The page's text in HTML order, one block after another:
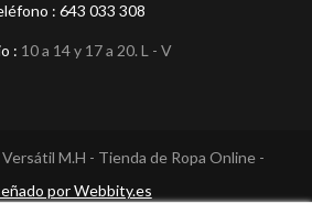
: 643 033 308
: 10 a 14 y 17 a 20. L - V
M.H - Tienda de Ropa Online -
por Webbity.es